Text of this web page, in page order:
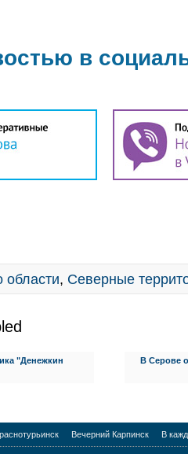
в
области, Северные
"Денежкин
В Серове
Вечерний Карпинск В